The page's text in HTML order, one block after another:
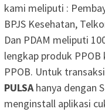
kami meliputi :
BPJS Kesehatan,
Dan PDAM meliputi
lengkap produk
PPOB. Untuk
PULSAhanya dengan
menginstall aplikasi